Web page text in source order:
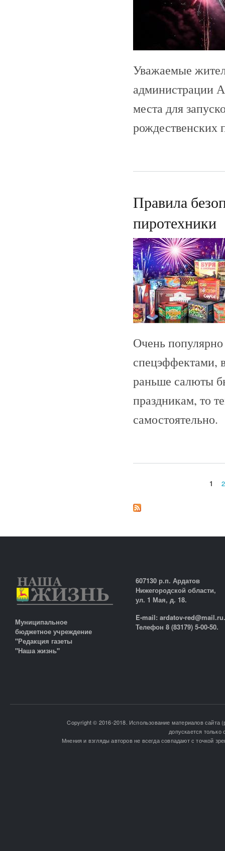
Уважаемые
администрации
места для
рождественских
Правила
пиротехники
Очень
спецэффектами,
раньше салюты
праздникам, то
самостоятельно.
1 2
Муниципальное
бюджетное учреждение
"Редакция газеты
"Наша жизнь"
607130 р.п. Ардатов
Нижегородской области,
ул. 1 Мая, д. 18.
E-mail: ardatov-
Телефон 8 (83179) 5-00-50.
Copyright © 2016-2018. Использование материалов сайта
допускается
Мнения и взгляды авторов не всегда совпадают с точкой